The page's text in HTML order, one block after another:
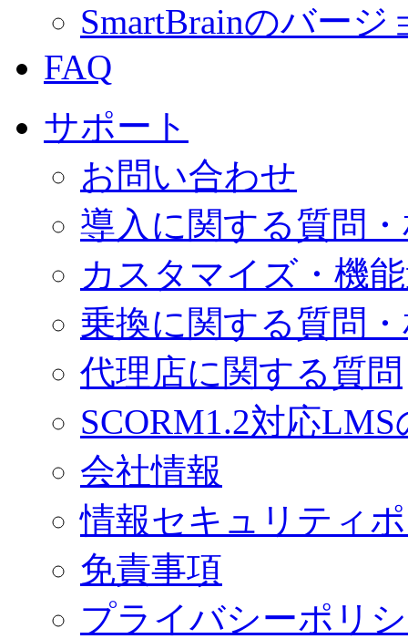
SmartBrainのバー
FAQ
サポート
お問い合わせ
導入に関する質問
カスタマイズ・機
乗換に関する質問
代理店に関する質問
SCORM1.2対応
会社情報
情報セキュリティ
免責事項
プライバシーポリ